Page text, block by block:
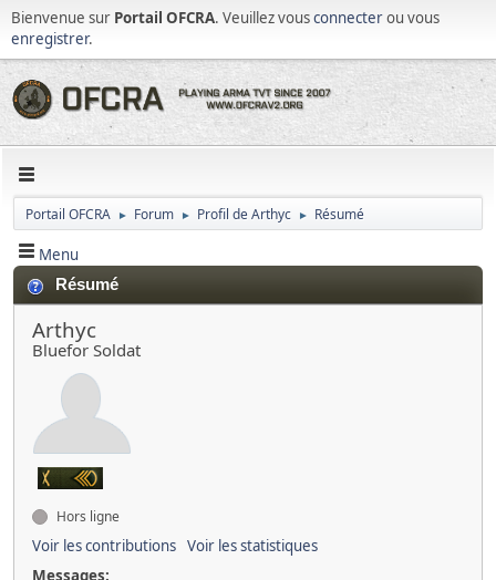
Bienvenue sur Portail OFCRA. Veuillez vousconnecterou vous
enregistrer.
Portail OFCRA ► Forum ► Profil de Arthyc ► Résumé
Menu
Résumé
Arthyc
Bluefor Soldat
Hors ligne
Voir les contributions Voir les statistiques
Messages: